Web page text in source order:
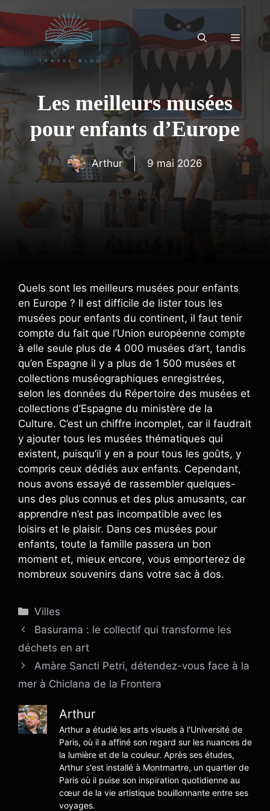
au
Menu
Les meilleurs musées
pour enfants d’Europe
Arthur 9 mai 2026
Quels sont les meilleurs musées pour enfants
en Europe ? Il est difficile de lister tous les
musées pour enfants du continent, il faut tenir
compte du fait que l’Union européenne compte
à elle seule plus de 4 000 musées d’art, tandis
qu’en Espagne il y a plus de 1 500 musées et
collections muséographiques enregistrées,
selon les données du Répertoire des musées et
collections d’Espagne du ministère de la
Culture. C’est un chiffre incomplet, car il faudrait
y ajouter tous les musées thématiques qui
existent, puisqu’il y en a pour tous les goûts, y
compris ceux dédiés aux enfants. Cependant,
nous avons essayé de rassembler quelques-
uns des plus connus et des plus amusants, car
apprendre n’est pas incompatible avec les
loisirs et le plaisir. Dans ces musées pour
enfants, toute la famille passera un bon
moment et, mieux encore, vous emporterez de
nombreux souvenirs dans votre sac à dos.
Catégories
Villes
Basurama : le collectif qui transforme les
déchets en art
Amàre Sancti Petri, détendez-vous face à la
mer à Chiclana de la Frontera
Arthur
Arthur a étudié les arts visuels à l'Université de
Paris, où il a affiné son regard sur les nuances de
la lumière et de la couleur. Après ses études,
Arthur s'est installé à Montmartre, un quartier de
Paris où il puise son inspiration quotidienne au
cœur de la vie artistique bouillonnante entre ses
voyages.